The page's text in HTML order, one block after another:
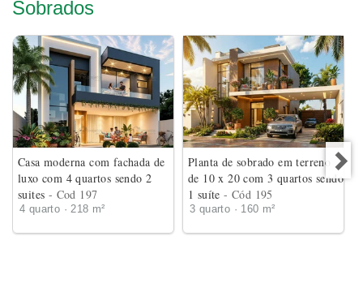
Sobrados
Casa moderna com fachada de
luxo com 4 quartos sendo 2
suites - Cod 197
4 quarto · 218 m²
Planta de sobrado em terreno
de 10 x 20 com 3 quartos sendo
1 suíte- Cód 195
3 quarto · 160 m²